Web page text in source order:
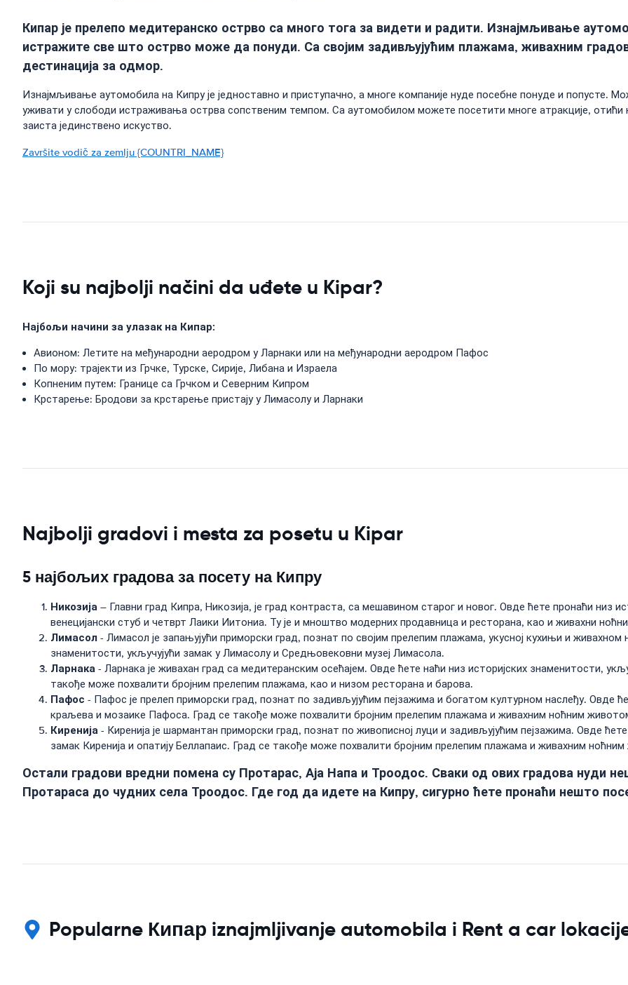
Кипар је прелепо медитеранско острво са много тога за видети и радити. Изнајмљивање
истражите све што острво може да понуди. Са својим задивљујућим плажама, живахним
дестинација за одмор.
Изнајмљивање аутомобила на Кипру је једноставно и приступачно, а многе компаније нуде посебне понуде и попусте.
уживати у слободи истраживања острва сопственим темпом. Са аутомобилом можете посетити многе атракције,
заиста јединствено искуство.
Završite vodič za zemlju {COUNTRI_NAME}
Koji su najbolji načini da uđete u Kipar?
Најбољи начини за улазак на Кипар:
Авионом: Летите на међународни аеродром у Ларнаки или на међународни аеродром Пафос
По мору: трајекти из Грчке, Турске, Сирије, Либана и Израела
Копненим путем: Границе са Грчком и Северним Кипром
Крстарење: Бродови за крстарење пристају у Лимасолу и Ларнаки
Najbolji gradovi i mesta za posetu u Kipar
5 најбољих градова за посету на Кипру
Никозија – Главни град Кипра, Никозија, је град контраста, са мешавином старог и новог. Овде ћете пронаћи низ
венецијански стуб и четврт Лаики Иитониа. Ту је и мноштво модерних продавница и ресторана, као и живахни
Лимасол - Лимасол је запањујући приморски град, познат по својим прелепим плажама, укусној кухињи и
знаменитости, укључујући замак у Лимасолу и Средњовековни музеј Лимасола.
Ларнака - Ларнака је живахан град са медитеранским осећајем. Овде ћете наћи низ историјских знаменитости,
такође може похвалити бројним прелепим плажама, као и низом ресторана и барова.
Пафос - Пафос је прелеп приморски град, познат по задивљујућим пејзажима и богатом културном наслеђу. Овде
краљева и мозаике Пафоса. Град се такође може похвалити бројним прелепим плажама и живахним ноћним
Киренија - Киренија је шармантан приморски град, познат по живописној луци и задивљујућим пејзажима. Овде
замак Киренија и опатију Беллапаис. Град се такође може похвалити бројним прелепим плажама и живахним
Остали градови вредни помена су Протарас, Аја Напа и Троодос. Сваки од ових градова нуди
Протараса до чудних села Троодос. Где год да идете на Кипру, сигурно ћете пронаћи нешто
Popularne Кипар iznajmljivanje automobila i Rent a car